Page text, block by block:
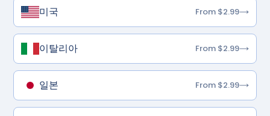
미국 From $2.99
이탈리아 From $2.99
일본 From $2.99